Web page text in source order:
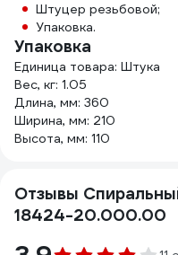
Штуцер резьбовой;
Упаковка.
Упаковка
Единица товара: Штука
Вес, кг: 1.05
Длина, мм: 360
Ширина, мм: 210
Высота, мм: 110
Отзывы
18424-20.000.00